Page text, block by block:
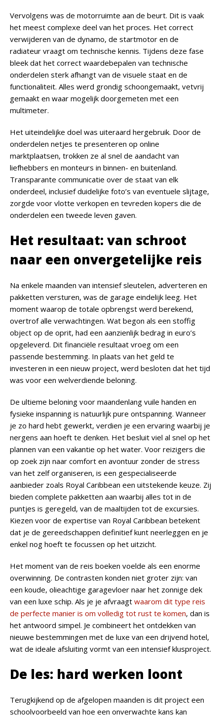
Vervolgens was de motorruimte aan de beurt. Dit is vaak
het meest complexe deel van het proces. Het correct
verwijderen van de dynamo, de startmotor en de
radiateur vraagt om technische kennis. Tijdens deze fase
bleek dat het correct waardebepalen van technische
onderdelen sterk afhangt van de visuele staat en de
functionaliteit. Alles werd grondig schoongemaakt, vetvrij
gemaakt en waar mogelijk doorgemeten met een
multimeter.
Het uiteindelijke doel was uiteraard hergebruik. Door de
onderdelen netjes te presenteren op online
marktplaatsen, trokken ze al snel de aandacht van
liefhebbers en monteurs in binnen- en buitenland.
Transparante communicatie over de staat van elk
onderdeel, inclusief duidelijke foto’s van eventuele slijtage,
zorgde voor vlotte verkopen en tevreden kopers die de
onderdelen een tweede leven gaven.
Het resultaat: van schroot
naar een onvergetelijke reis
Na enkele maanden van intensief sleutelen, adverteren en
pakketten versturen, was de garage eindelijk leeg. Het
moment waarop de totale opbrengst werd berekend,
overtrof alle verwachtingen. Wat begon als een stoffig
object op de oprit, had een aanzienlijk bedrag in euro’s
opgeleverd. Dit financiële resultaat vroeg om een
passende bestemming. In plaats van het geld te
investeren in een nieuw project, werd besloten dat het tijd
was voor een welverdiende beloning.
De ultieme beloning voor maandenlang vuile handen en
fysieke inspanning is natuurlijk pure ontspanning. Wanneer
je zo hard hebt gewerkt, verdien je een ervaring waarbij je
nergens aan hoeft te denken. Het besluit viel al snel op het
plannen van een vakantie op het water. Voor reizigers die
op zoek zijn naar comfort en avontuur zonder de stress
van het zelf organiseren, is een gespecialiseerde
aanbieder zoals Royal Caribbean een uitstekende keuze. Zij
bieden complete pakketten aan waarbij alles tot in de
puntjes is geregeld, van de maaltijden tot de excursies.
Kiezen voor de expertise van Royal Caribbean betekent
dat je de gereedschappen definitief kunt neerleggen en je
enkel nog hoeft te focussen op het uitzicht.
Het moment van de reis boeken voelde als een enorme
overwinning. De contrasten konden niet groter zijn: van
een koude, olieachtige garagevloer naar het zonnige dek
van een luxe schip. Als je je afvraagt waarom dit type reis
de perfecte manier is om volledig tot rust te komen, dan is
het antwoord simpel. Je combineert het ontdekken van
nieuwe bestemmingen met de luxe van een drijvend hotel,
wat de ideale afsluiting vormt van een intensief klusproject.
De les: hard werken loont
Terugkijkend op de afgelopen maanden is dit project een
schoolvoorbeeld van hoe een onverwachte kans kan